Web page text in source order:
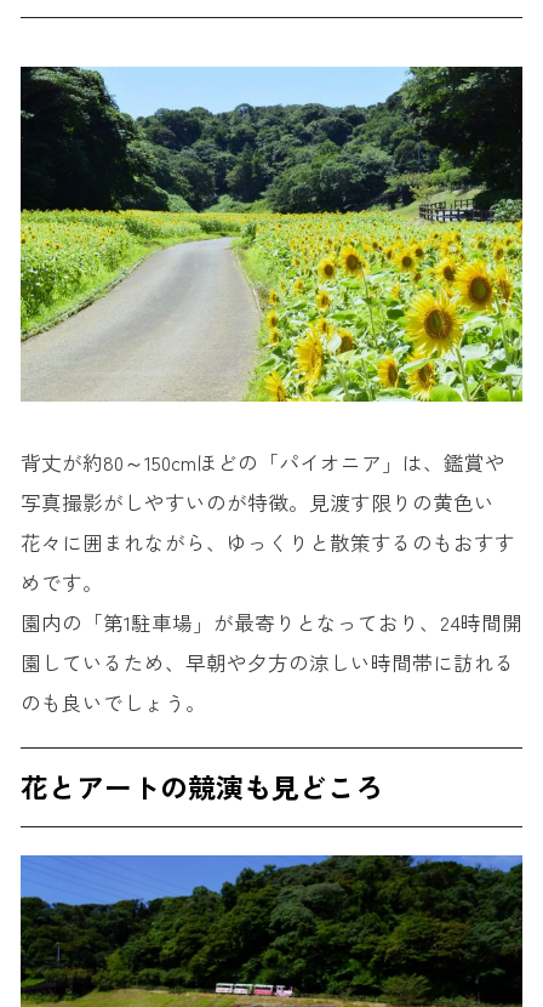
背丈が約80～150cmほどの「パイオニア」は、鑑賞や
写真撮影がしやすいのが特徴。見渡す限りの黄色い
花々に囲まれながら、ゆっくりと散策するのもおすす
めです。
園内の「第1駐車場」が最寄りとなっており、24時間開
園しているため、早朝や夕方の涼しい時間帯に訪れる
のも良いでしょう。
花とアートの競演も見どころ